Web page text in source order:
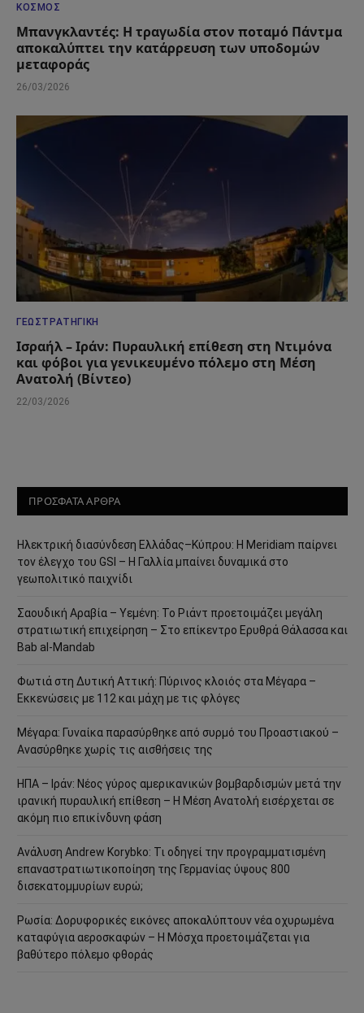
ΚΌΣΜΟΣ
Μπανγκλαντές: Η τραγωδία στον ποταμό Πάντμα
αποκαλύπτει την κατάρρευση των υποδομών
μεταφοράς
26/03/2026
ΓΕΩΣΤΡΑΤΗΓΙΚΉ
Ισραήλ – Ιράν: Πυραυλική επίθεση στη Ντιμόνα
και φόβοι για γενικευμένο πόλεμο στη Μέση
Ανατολή (Βίντεο)
22/03/2026
ΠΡΟΣΦΑΤΑ ΑΡΘΡΑ
Ηλεκτρική διασύνδεση Ελλάδας–Κύπρου: Η Meridiam παίρνει
τον έλεγχο του GSI – Η Γαλλία μπαίνει δυναμικά στο
γεωπολιτικό παιχνίδι
Σαουδική Αραβία – Υεμένη: Το Ριάντ προετοιμάζει μεγάλη
στρατιωτική επιχείρηση – Στο επίκεντρο Ερυθρά Θάλασσα και
Bab al-Mandab
Φωτιά στη Δυτική Αττική: Πύρινος κλοιός στα Μέγαρα –
Εκκενώσεις με 112 και μάχη με τις φλόγες
Μέγαρα: Γυναίκα παρασύρθηκε από συρμό του Προαστιακού –
Ανασύρθηκε χωρίς τις αισθήσεις της
ΗΠΑ – Ιράν: Νέος γύρος αμερικανικών βομβαρδισμών μετά την
ιρανική πυραυλική επίθεση – Η Μέση Ανατολή εισέρχεται σε
ακόμη πιο επικίνδυνη φάση
Ανάλυση Andrew Korybko: Τι οδηγεί την προγραμματισμένη
επαναστρατιωτικοποίηση της Γερμανίας ύψους 800
δισεκατομμυρίων ευρώ;
Ρωσία: Δορυφορικές εικόνες αποκαλύπτουν νέα οχυρωμένα
καταφύγια αεροσκαφών – Η Μόσχα προετοιμάζεται για
βαθύτερο πόλεμο φθοράς